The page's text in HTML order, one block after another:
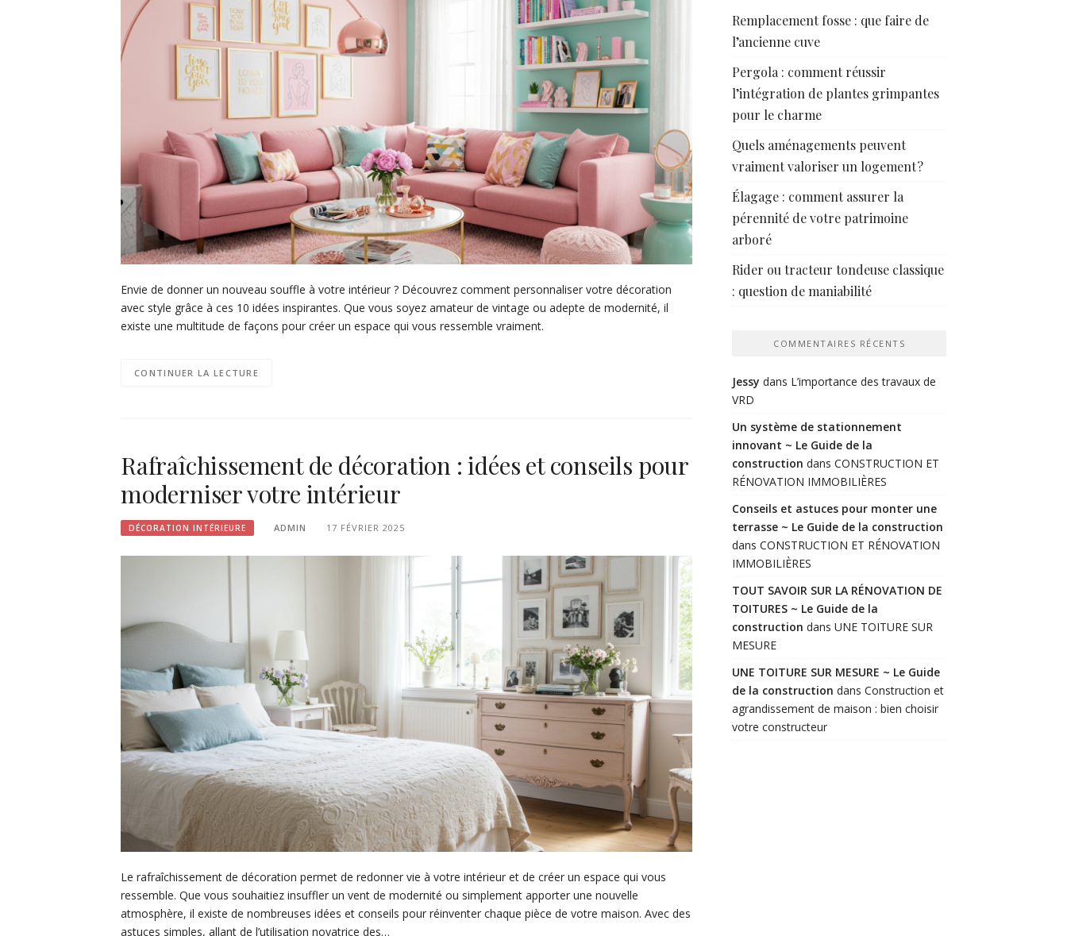
Envie de donner un nouveau souffle à votre intérieur ? Découvrez comment personnaliser votre décoration
avec style grâce à ces 10 idées inspirantes. Que vous soyez amateur de vintage ou adepte de modernité, il
existe une multitude de façons pour créer un espace qui vous ressemble vraiment.
CONTINUER LA LECTURE
Rafraîchissement de décoration : idées et conseils pour
moderniser votre intérieur
DÉCORATION INTÉRIEURE ADMIN 17 FÉVRIER 2025
Le rafraîchissement de décoration permet de redonner vie à votre intérieur et de créer un espace qui vous
ressemble. Que vous souhaitiez insuffler un vent de modernité ou simplement apporter une nouvelle
atmosphère, il existe de nombreuses idées et conseils pour réinventer chaque pièce de votre maison. Avec des
astuces simples, allant de l’utilisation novatrice des…
Remplacement fosse : que faire de
l’ancienne cuve
Pergola : comment réussir
l’intégration de plantes grimpantes
pour le charme
Quels aménagements peuvent
vraiment valoriser un logement ?
Élagage : comment assurer la
pérennité de votre patrimoine
arboré
Rider ou tracteur tondeuse classique
: question de maniabilité
COMMENTAIRES RÉCENTS
Jessy dans L’importance des travaux de
VRD
Un système de stationnement
innovant ~ Le Guide de la
construction dans CONSTRUCTION ET
RÉNOVATION IMMOBILIÈRES
Conseils et astuces pour monter une
terrasse ~ Le Guide de la construction
dans CONSTRUCTION ET RÉNOVATION
IMMOBILIÈRES
TOUT SAVOIR SUR LA RÉNOVATION DE
TOITURES ~ Le Guide de la
construction dans UNE TOITURE SUR
MESURE
UNE TOITURE SUR MESURE ~ Le Guide
de la construction dans Construction et
agrandissement de maison : bien choisir
votre constructeur